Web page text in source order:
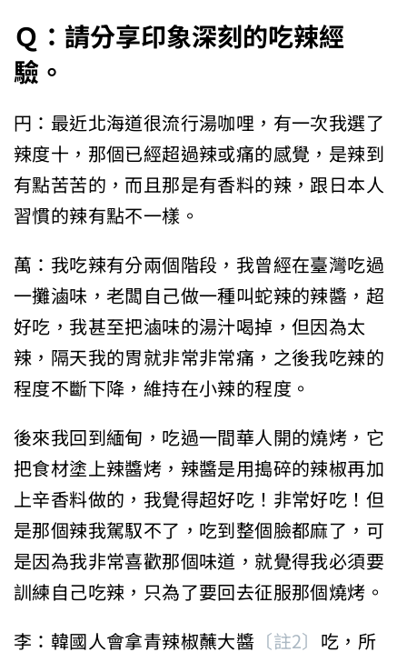
Ｑ：請分享印象深刻的吃辣經
驗。
円：最近北海道很流行湯咖哩，有一次我選了
辣度十，那個已經超過辣或痛的感覺，是辣到
有點苦苦的，而且那是有香料的辣，跟日本人
習慣的辣有點不一樣。
萬：我吃辣有分兩個階段，我曾經在臺灣吃過
一攤滷味，老闆自己做一種叫蛇辣的辣醬，超
好吃，我甚至把滷味的湯汁喝掉，但因為太
辣，隔天我的胃就非常非常痛，之後我吃辣的
程度不斷下降，維持在小辣的程度。
後來我回到緬甸，吃過一間華人開的燒烤，它
把食材塗上辣醬烤，辣醬是用搗碎的辣椒再加
上辛香料做的，我覺得超好吃！非常好吃！但
是那個辣我駕馭不了，吃到整個臉都麻了，可
是因為我非常喜歡那個味道，就覺得我必須要
訓練自己吃辣，只為了要回去征服那個燒烤。